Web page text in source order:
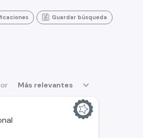
Guardar búsqueda
Más relevantes